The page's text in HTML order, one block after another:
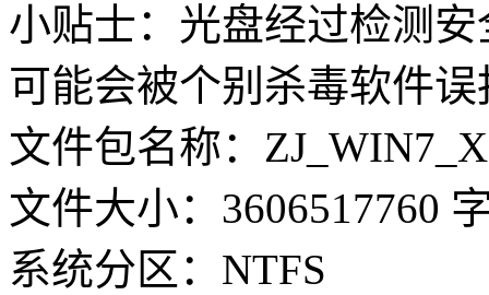
小贴士：光盘经过检测
可能会被个别杀毒软件
文件包名称：
文件大小：3606517760
系统分区：NTFS